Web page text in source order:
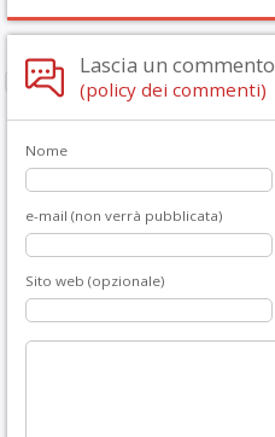
Lascia un commento
(policy dei commenti)
Nome
e-mail (non verrà pubblicata)
Sito web (opzionale)